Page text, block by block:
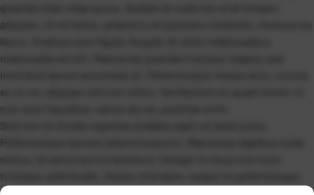
gravida vitae vitae purus. Nullam at nulla nec erat tempor
aliquam. Ut mi tellus, pharetra vel posuere molestie, rhoncus eu
lacus. Vivamus sem ligula, feugiat sit amet malesuada a,
malesuada vel elit. Maecenas gravida tristique magna, sed
eu ex eu, aliquam ultrices tellus. Vestibulum eu quam lorem. In
non nunc faucibus, varius dui ac, pulvinar enim.
Sed non mi id odio egestas sodales eget sit amet justo.
Pellentesque laoreet pharetra auctor. Maecenas dapibus nulla
metus, id varius purus lacinia et. Integer in risus non nunc
tristique sollicitudin. Donec interdum, neque et pellentesque